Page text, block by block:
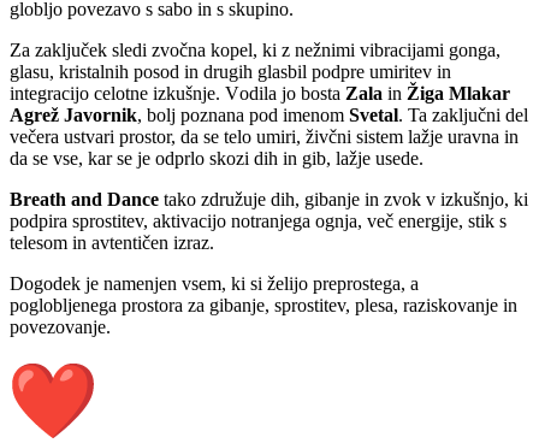
globljo povezavo s sabo in s skupino.
Za zaključek sledi zvočna kopel, ki z nežnimi vibracijami gonga,
glasu, kristalnih posod in drugih glasbil podpre umiritev in
integracijo celotne izkušnje. Vodila jo bosta Zala in Žiga Mlakar
Agrež Javornik, bolj poznana pod imenom Svetal. Ta zaključni del
večera ustvari prostor, da se telo umiri, živčni sistem lažje uravna in
da se vse, kar se je odprlo skozi dih in gib, lažje usede.
Breath and Dance tako združuje dih, gibanje in zvok v izkušnjo, ki
podpira sprostitev, aktivacijo notranjega ognja, več energije, stik s
telesom in avtentičen izraz.
Dogodek je namenjen vsem, ki si želijo preprostega, a
poglobljenega prostora za gibanje, sprostitev, plesa, raziskovanje in
povezovanje.